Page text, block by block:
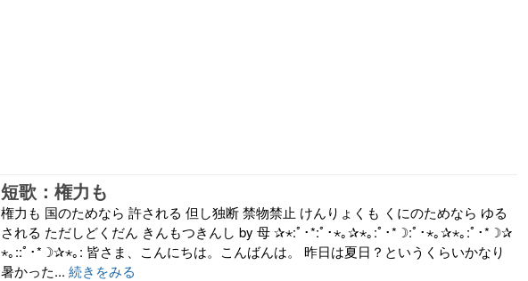
短歌：権力も
権力も 国のためなら 許される 但し独断 禁物禁止 けんりょくも くにのためなら ゆる
される ただしどくだん きんもつきんし by 母 ✰⋆:ﾟ･*:ﾟ･⋆｡✰⋆｡:ﾟ･*☽:ﾟ･⋆｡✰⋆｡:ﾟ･*☽✰
⋆｡::ﾟ･*☽✰⋆｡: 皆さま、こんにちは。こんばんは。 昨日は夏日？というくらいかなり
暑かった... 続きをみる